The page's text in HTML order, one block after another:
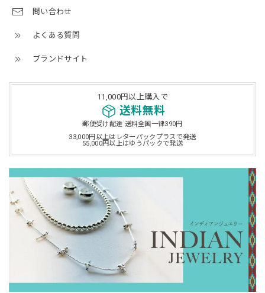
問い合わせ
よくある質問
ブランドサイト
11,000円以上購入で
送料無料
郵便受け配達 送料全国一律390円
33,000円以上はレターパックプラスで発送
55,000円以上はゆうパックで発送
す。立体感のあるこのシルエット、とても可愛
ェーンとも相性がいいです。是非たくさんお楽
しております。ありがとうございました。
2025/11/26
無事届きました〜「お元気ですか？」のメッセージ見て⁉️丁
度、妹も一緒で、「わぁ覚えてくれてるのかな？」って
（笑）改めまして（笑）サザンと、リトルラグーンが大好き
な大阪・広島の姉妹です。（時々息子も…）また、伺いま〜
す! 予定多い12月コレで~楽しみです。 ありがとうございま
した！！
レビュー投稿頂きましてありがとうございま